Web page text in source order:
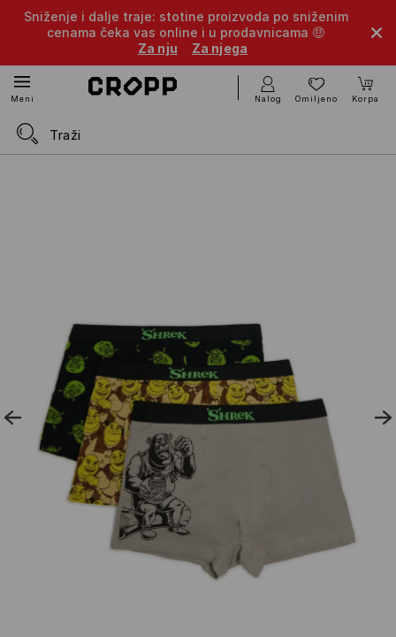
Sniženje i dalje traje: stotine proizvoda po sniženim
cenama čeka vas online i u prodavnicama 🤑
Za nju
Za njega
Meni Nalog Omiljeno Korpa